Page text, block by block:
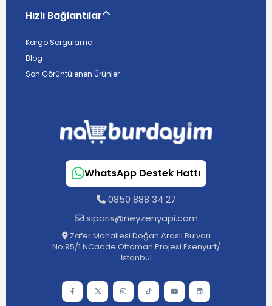
Hızlı Bağlantılar
Kargo Sorgulama
Blog
Son Görüntülenen Ürünler
WhatsApp Destek Hattı
0850 888 34 27
siparis@neyzenyapi.com
Zafer Mahallesi Doğan Araslı Bulvarı
No:95/1 NCadde Ottoman Projesi Esenyurt/
İstanbul